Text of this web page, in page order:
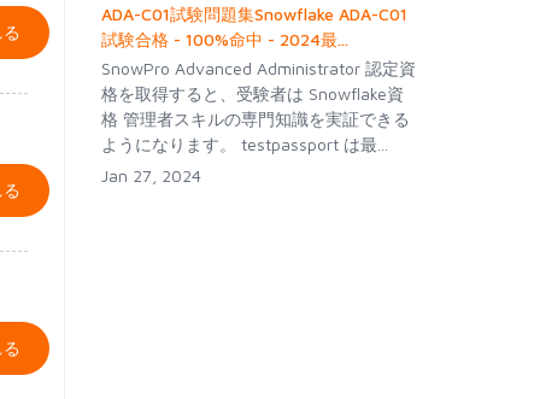
ADA-C01試験問題集Snowflake ADA-C01
試験合格 - 100%命中 - 2024最...
SnowPro Advanced Administrator 認定資
格を取得すると、受験者は Snowflake資
格 管理者スキルの専門知識を実証できる
ようになります。 testpassport は最...
Jan 27, 2024